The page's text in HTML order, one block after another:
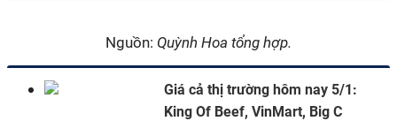
Nguồn: Quỳnh Hoa tổng hợp.
Giá cả thị trường hôm nay 5/1:
King Of Beef, VinMart, Big C